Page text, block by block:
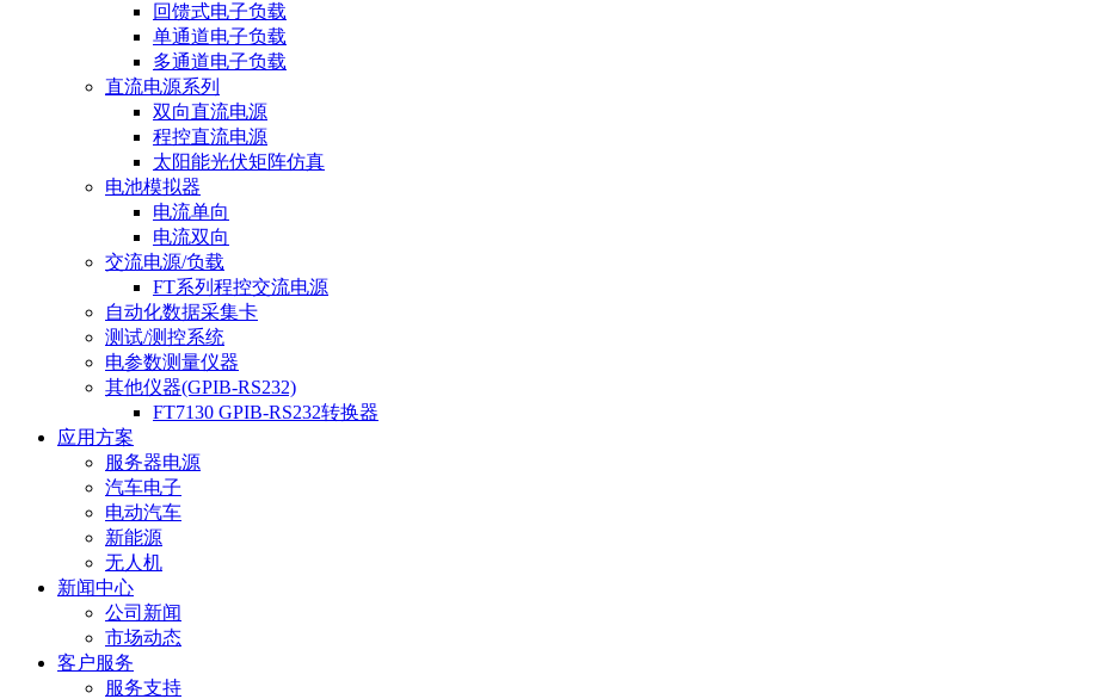
回馈式电子负载
单通道电子负载
多通道电子负载
直流电源系列
双向直流电源
程控直流电源
太阳能光伏矩阵仿真
电池模拟器
电流单向
电流双向
交流电源/负载
FT系列程控交流电源
自动化数据采集卡
测试/测控系统
电参数测量仪器
其他仪器(GPIB-RS232)
FT7130 GPIB-RS232转换器
应用方案
服务器电源
汽车电子
电动汽车
新能源
无人机
新闻中心
公司新闻
市场动态
客户服务
服务支持